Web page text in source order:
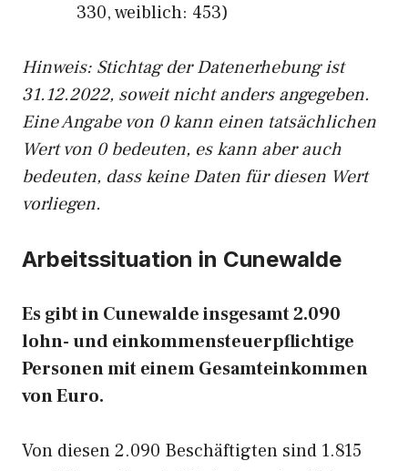
330, weiblich: 453)
Hinweis: Stichtag der Datenerhebung ist
31.12.2022, soweit nicht anders angegeben.
Eine Angabe von 0 kann einen tatsächlichen
Wert von 0 bedeuten, es kann aber auch
bedeuten, dass keine Daten für diesen Wert
vorliegen.
Arbeitssituation in Cunewalde
Es gibt in Cunewalde insgesamt 2.090
lohn- und einkommensteuerpflichtige
Personen mit einem Gesamteinkommen
von Euro.
Von diesen 2.090 Beschäftigten sind 1.815